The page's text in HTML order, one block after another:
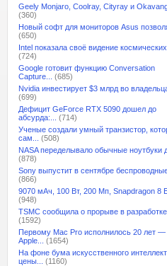
Geely Monjaro, Coolray, Cityray и
(360)
Новый софт для мониторов Asus
(650)
Intel показала своё видение
(724)
Google готовит функцию Conversation
Capture...
(685)
Nvidia инвестирует $3 млрд во
(699)
Дефицит GeForce RTX 5090 дошел до
абсурда:...
(714)
Ученые создали умный транзистор,
сам...
(508)
NASA переделывало обычные ноутбуки
(878)
Sony выпустит в сентябре
(866)
9070 мАч, 100 Вт, 200 Мп, Snapdragon 8
(948)
TSMC сообщила о прорыве в
(1592)
Первому Mac Pro исполнилось 20 лет —
Apple...
(1654)
На фоне бума искусственного
цены...
(1160)